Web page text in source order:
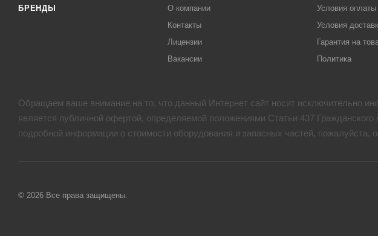
БРЕНДЫ
О компании
Контакты
Лицензии
Вакансии
Условия оплаты
Условия
Гарантия на
Политика
Обращаем ваше внимание на то, что данный Интернет сайт носит исключительно
является публичной офертой, определяемой положениями Статьи 437
подробной информации о стоимости оборудования и запасных частей,
© 2026 Все права защищены.